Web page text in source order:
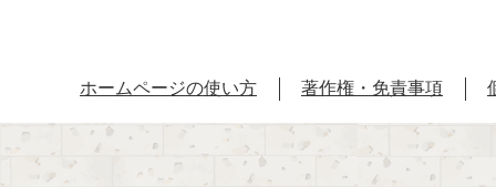
ホームページの使い方 著作権・免責事項